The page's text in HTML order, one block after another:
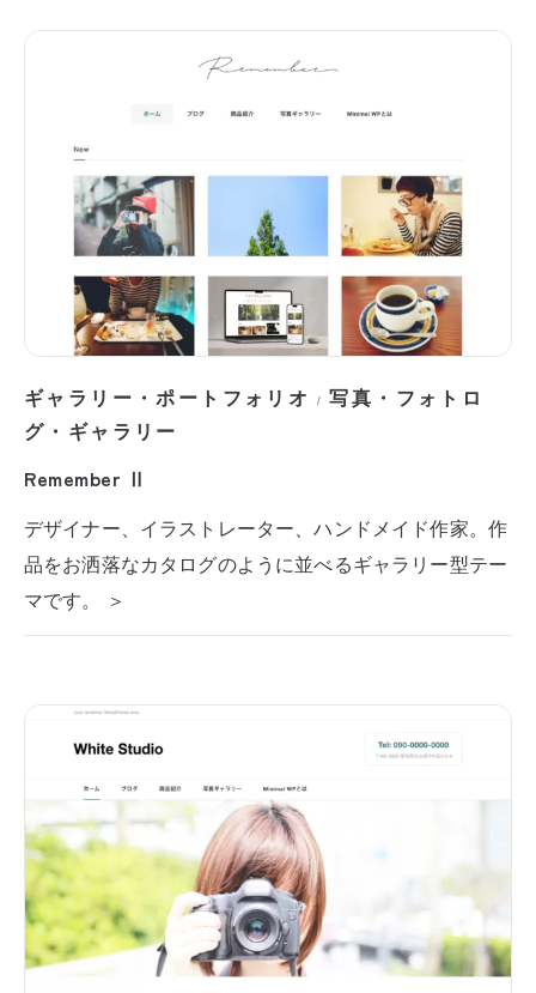
ギャラリー・ポートフォリオ /写真・フォトロ
グ・ギャラリー
Remember Ⅱ
デザイナー、イラストレーター、ハンドメイド作家。作
品をお洒落なカタログのように並べるギャラリー型テー
マです。 ＞